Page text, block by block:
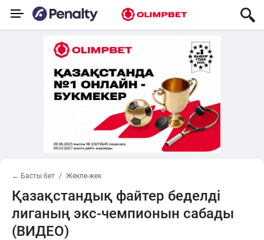
← Басты бет Жекпе-жек
Қазақстандық файтер беделді
лиганың экс-чемпионын сабады
(ВИДЕО)